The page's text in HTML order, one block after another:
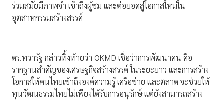
ร่วมสมัยมีภาพจำ เข้าถึงผู้ชม และต่อยอดสู่โอกาสใหม่ใน
อุตสาหกรรมสร้างสรรค์
ดร.ทวารัฐ กล่าวทิ้งท้ายว่า OKMD เชื่อว่าการพัฒนาคน คือ
รากฐานสำคัญของเศรษฐกิจสร้างสรรค์ ในระยะยาว และการสร้าง
โอกาสให้คนไทยเข้าถึงองค์ความรู้ เครือข่าย และตลาด จะช่วยให้
ทุนวัฒนธรรมไทยไม่เพียงได้รับการอนุรักษ์ แต่ยังสามารถสร้าง